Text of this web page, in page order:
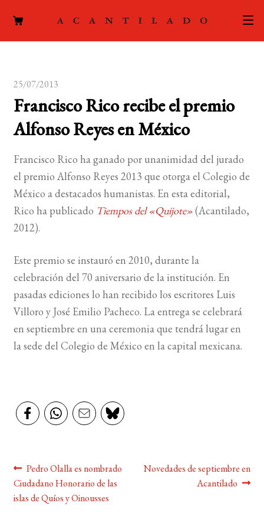
ACTUALIDAD
menú
hijo
LA EDITORIAL
menú
FOREIGN RIGHTS
MI CUENTA
BUSCAR
LISTA DE LIBROS
25/07/2013
Francisco Rico recibe el premio
Alfonso Reyes en México
Francisco Rico ha ganado por unanimidad del jurado
el premio Alfonso Reyes 2013 que otorga el Colegio de
México a destacados humanistas. En esta editorial,
Rico ha publicado Tiempos del «Quijote»(Acantilado,
2012).
Este premio se instauró en 2010, durante la
celebración del 70 aniversario de la institución. En
pasadas ediciones lo han recibido los escritores Luis
Villoro y José Emilio Pacheco. La entrega se celebrará
en septiembre en una ceremonia que tendrá lugar en
la sede del Colegio de México en la capital mexicana.
Navegación
de
Anterior:
Pedro Olalla es nombrado
Ciudadano Honorario de las
islas de Quíos y Oinousses
Siguiente:
Novedades de septiembre en
Acantilado